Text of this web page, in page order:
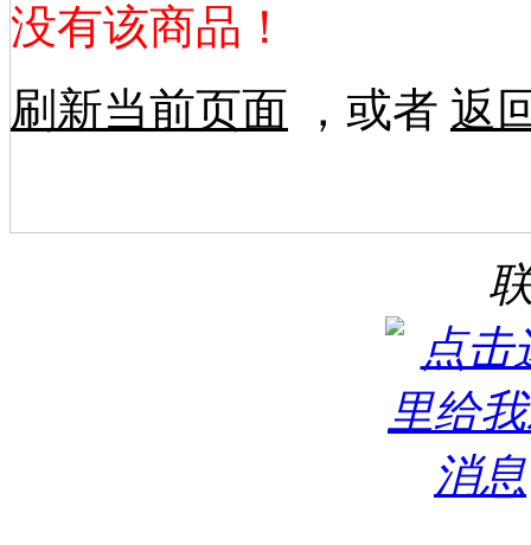
没有该商品！
刷新当前页面 ，或者 返